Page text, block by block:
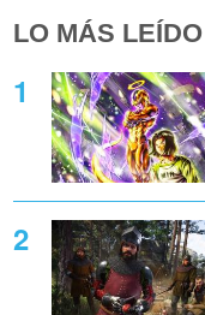
LO MÁS LEÍDO